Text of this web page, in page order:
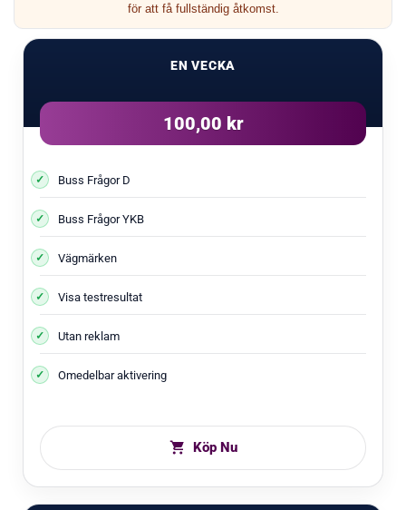
Nästa
2
Förre
för att få fullständig åtkomst.
EN VECKA
100,00 kr
Buss Frågor D
Buss Frågor YKB
Vägmärken
Visa testresultat
Utan reklam
Omedelbar aktivering
Köp Nu